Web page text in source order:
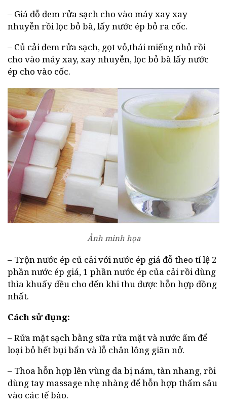
– Giá đỗ đem rửa sạch cho vào máy xay xay
nhuyễn rồi lọc bỏ bã, lấy nước ép bỏ ra cốc.
– Củ cải đem rửa sạch, gọt vỏ,thái miếng nhỏ rồi
cho vào máy xay, xay nhuyễn, lọc bỏ bã lấy nước
ép cho vào cốc.
Ảnh minh họa
– Trộn nước ép củ cải với nước ép giá đỗ theo tỉ lệ 2
phần nước ép giá, 1 phần nước ép của cải rồi dùng
thìa khuấy đều cho đến khi thu được hỗn hợp đồng
nhất.
Cách sử dụng:
– Rửa mặt sạch bằng sữa rửa mặt và nước ấm để
loại bỏ hết bụi bẩn và lỗ chân lông giãn nở.
– Thoa hỗn hợp lên vùng da bị nám, tàn nhang, rồi
dùng tay massage nhẹ nhàng để hỗn hợp thấm sâu
vào các tế bào.